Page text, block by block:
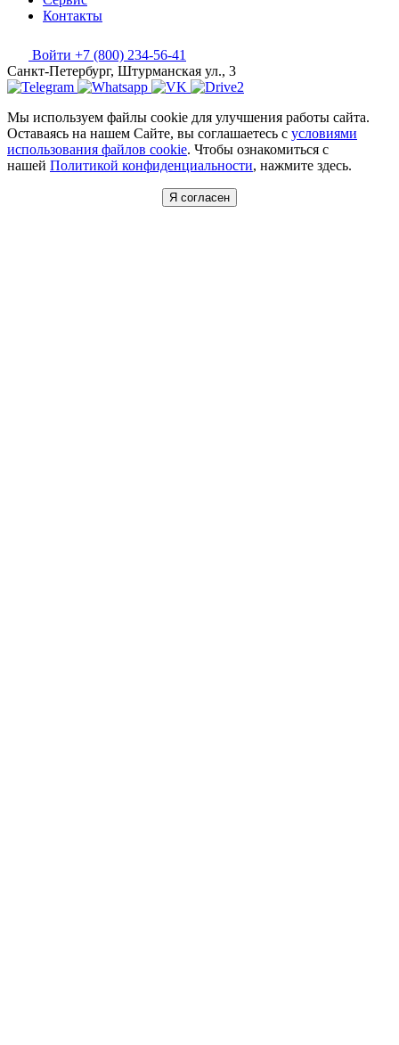
Контакты
Войти +7 (800) 234-56-41
Санкт-Петербург, Штурманская ул., 3
Мы используем файлы cookie для улучшения работы сайта.
Оставаясь на нашем Сайте, вы соглашаетесь с условиями
использования файлов cookie. Чтобы ознакомиться с
нашей Политикой конфиденциальности, нажмите здесь.
Я согласен